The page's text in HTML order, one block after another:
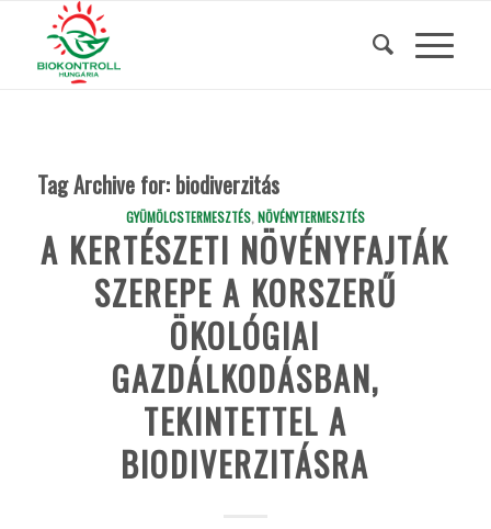
Tag Archive for: biodiverzitás
GYÜMÖLCSTERMESZTÉS, NÖVÉNYTERMESZTÉS
A KERTÉSZETI NÖVÉNYFAJTÁK
SZEREPE A KORSZERŰ
ÖKOLÓGIAI
GAZDÁLKODÁSBAN,
TEKINTETTEL A
BIODIVERZITÁSRA